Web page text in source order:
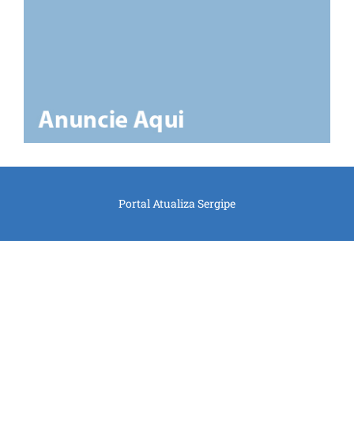
Portal Atualiza Sergipe